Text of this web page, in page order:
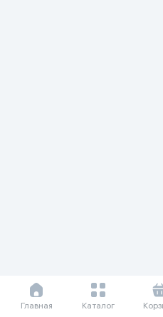
Главная Каталог